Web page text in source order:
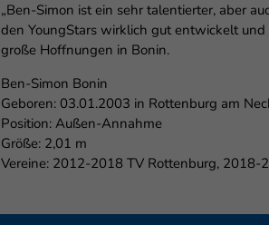
„Ben-Simon ist ein sehr talentierter, aber
den YoungStars wirklich gut entwickelt
große Hoffnungen in Bonin.
Ben-Simon Bonin
Geboren: 03.01.2003 in Rottenburg am
Position: Außen-Annahme
Größe: 2,01 m
Vereine: 2012-2018 TV Rottenburg, 2018-